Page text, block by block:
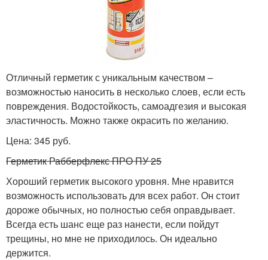
Отличный герметик с уникальным качеством –
возможностью наносить в несколько слоев, если есть
повреждения. Водостойкость, самоадгезия и высокая
эластичность. Можно также окрасить по желанию.
Цена: 345 руб.
Герметик Рабберфлекс ПРО ПУ 25
Хороший герметик высокого уровня. Мне нравится
возможность использовать для всех работ. Он стоит
дороже обычных, но полностью себя оправдывает.
Всегда есть шанс еще раз нанести, если пойдут
трещины, но мне не приходилось. Он идеально
держится.